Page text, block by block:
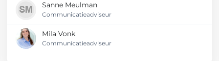
Sanne Meulman
Communicatieadviseur
Mila Vonk
Communicatieadviseur